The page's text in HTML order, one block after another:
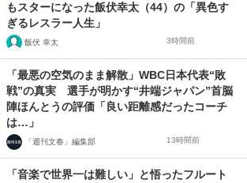
もスターになった飯伏幸太（44）の「異色す
ぎるレスラー人生」
飯伏 幸太 3時間前
「最悪の空気のまま解散」WBC日本代表“敗
戦”の真実 選手が明かす“井端ジャパン”首脳
陣ほんとうの評価「良い距離感だったコーチ
は…」
「週刊文春」編集部 13時間前
「音楽で世界一は難しい」と悟ったフルート